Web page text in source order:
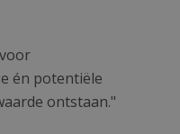
én potentiële
ontstaan."